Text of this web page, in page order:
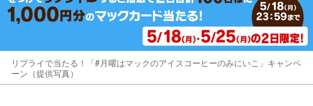
リプライで当たる！「#月曜はマックのアイスコーヒーのみにいこ」キャンペ
ーン（提供写真）